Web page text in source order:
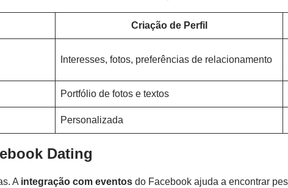
Criação de Perfil
Interesses, fotos, preferências de relacionamento
Portfólio de fotos e textos
Personalizada
Dating
A integração com eventos do Facebook ajuda a encontrar